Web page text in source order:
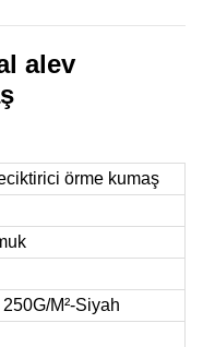
alev
örme kumaş
250G/M²-Siyah